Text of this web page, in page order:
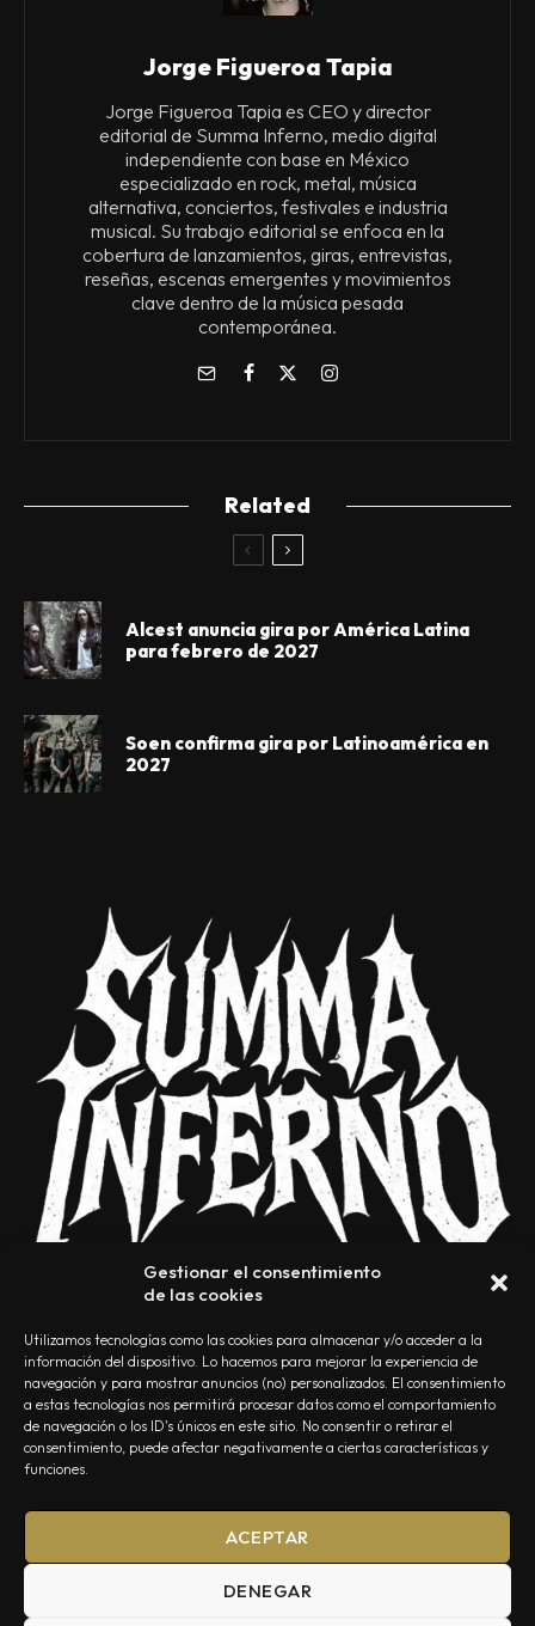
Gestionar el consentimiento
de las cookies
Utilizamos tecnologías como las cookies para almacenar y/o acceder a la
información del dispositivo. Lo hacemos para mejorar la experiencia de
navegación y para mostrar anuncios (no) personalizados. El consentimiento
a estas tecnologías nos permitirá procesar datos como el comportamiento
de navegación o los ID's únicos en este sitio. No consentir o retirar el
consentimiento, puede afectar negativamente a ciertas características y
funciones.
ACEPTAR
DENEGAR
Jorge Figueroa Tapia
Jorge Figueroa Tapia es CEO y director
editorial de Summa Inferno, medio digital
independiente con base en México
especializado en rock, metal, música
alternativa, conciertos, festivales e industria
musical. Su trabajo editorial se enfoca en la
cobertura de lanzamientos, giras, entrevistas,
reseñas, escenas emergentes y movimientos
clave dentro de la música pesada
contemporánea.
Related
Alcest anuncia gira por América Latina
para febrero de 2027
Soen confirma gira por Latinoamérica en
2027
NOSOTROS CONTACTO EDITORIAL POLÍTICA DE PRIVACIDAD